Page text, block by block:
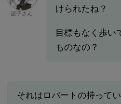
読子さん
けられたね？
目標もなく歩い
ものなの？
それはロバートの持って